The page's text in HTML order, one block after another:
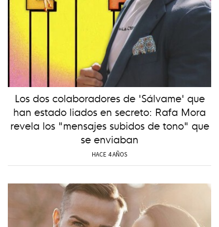
Los dos colaboradores de 'Sálvame' que
han estado liados en secreto: Rafa Mora
revela los "mensajes subidos de tono" que
se enviaban
HACE 4 AÑOS